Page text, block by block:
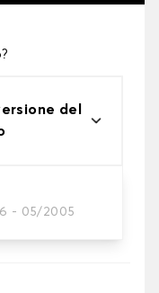
del
- 05/2005
tue necessità